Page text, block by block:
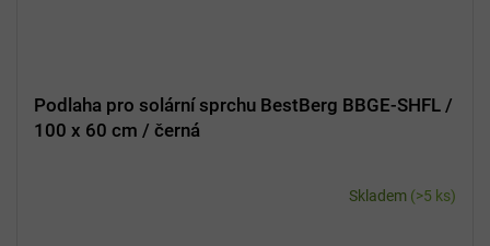
Podlaha pro solární sprchu BestBerg BBGE-SHFL /
100 x 60 cm / černá
Skladem (>5 ks)